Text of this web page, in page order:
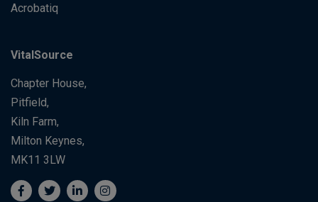
Acrobatiq
VitalSource
Chapter House,
Pitfield,
Kiln Farm,
Milton Keynes,
MK11 3LW